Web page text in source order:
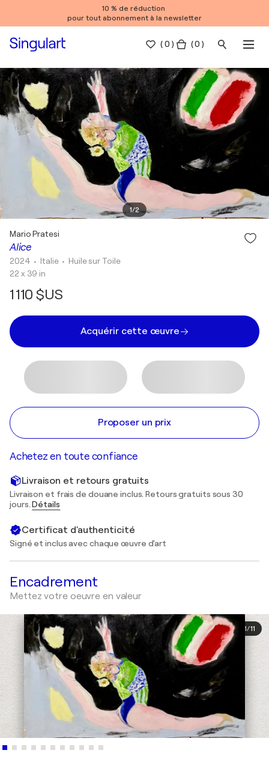
10 % de réduction
pour tout abonnement à la newsletter
(0 ) ( 0 )
1/2
Alice
Mario Pratesi
2024 • Italie • Huile sur Toile
22 x 39 in
1 110 $US
Acquérir cette œuvre
Proposer un prix
Achetez en toute confiance
Livraison et retours gratuits
Livraison et frais de douane inclus. Retours gratuits sous 30
jours.Détails
Certificat d'authenticité
Signé et inclus avec chaque œuvre d'art
Encadrement
Mettez votre oeuvre en valeur
1/11